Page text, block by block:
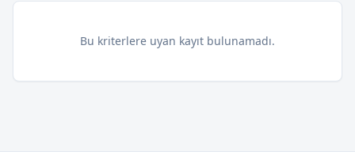
Bu kriterlere uyan kayıt bulunamadı.